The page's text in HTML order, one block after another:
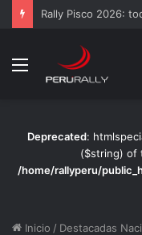
Rally Pisco 2026:
Menú
Deprecated:
($string) of
/home/rallyperu/
Inicio / Destacadas